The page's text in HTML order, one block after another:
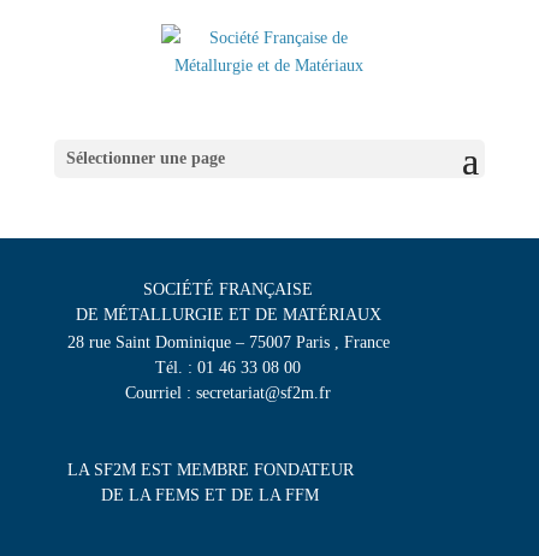
Sélectionner une page
SOCIÉTÉ FRANÇAISE
DE MÉTALLURGIE ET DE MATÉRIAUX
28 rue Saint Dominique – 75007 Paris , France
Tél. : 01 46 33 08 00
Courriel : secretariat@sf2m.fr
LA SF2M EST MEMBRE FONDATEUR
DE LA FEMS ET DE LA FFM